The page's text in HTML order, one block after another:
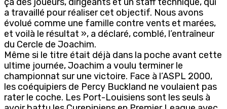
a travaillé pour réaliser cet objectif. Nous avons
évolué comme une famille contre vents et marées,
et voilà le résultat », a déclaré, comblé, l’entraîneur
du Cercle de Joachim.
Même si le titre était déjà dans la poche avant cette
ultime journée, Joachim a voulu terminer le
championnat sur une victoire. Face à l’ASPL 2000,
les coéquipiers de Percy Buckland ne voulaient pas
rater le coche. Les Port-Louisiens sont les seuls à